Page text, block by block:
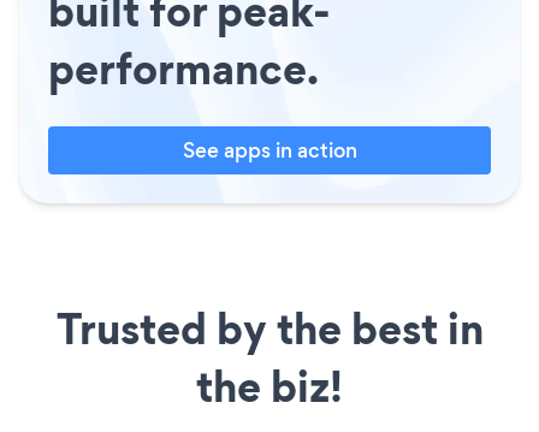
performance.
See apps in action
Trusted by the best in
the biz!